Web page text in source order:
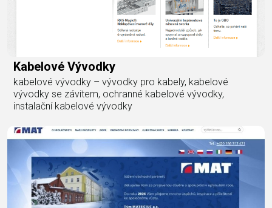
Kabelové Vývodky
kabelové vývodky – vývodky pro kabely, kabelové
vývodky se závitem, ochranné kabelové vývodky,
instalační kabelové vývodky